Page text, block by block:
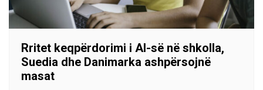
Rritet keqpërdorimi i AI-së në shkolla,
Suedia dhe Danimarka ashpërsojnë
masat